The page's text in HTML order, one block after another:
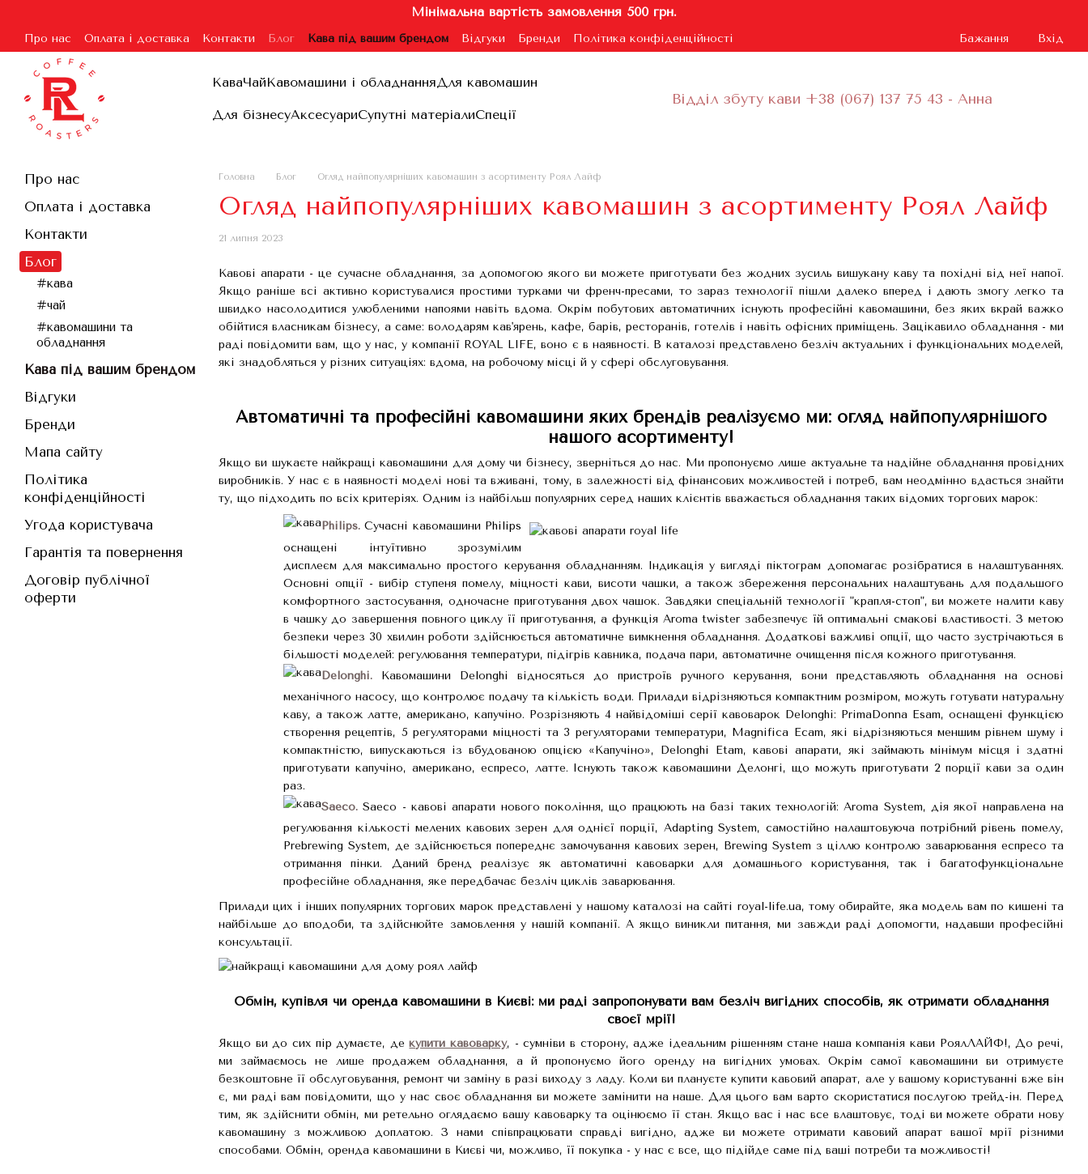
Мінімальна вартість замовлення 500 грн.
Про нас Оплата і доставка Контакти Блог Кава під вашим брендом Відгуки Бренди
Політика конфіденційності
Угода користувача
Гарантія та повернення Договір публічної оферти
Бажання Вхід
КаваЧайКавомашини і обладнанняДля кавомашин
Для бізнесуАксесуариСупутні матеріалиСпеції
Відділ збуту кави +38 (067) 137 75 43 - Анна
Головна Блог Огляд найпопулярніших кавомашин з асортименту Роял Лайф
Огляд найпопулярніших кавомашин з асортименту Роял Лайф
21 липня 2023
Кавові апарати - це сучасне обладнання, за допомогою якого ви можете приготувати без жодних зусиль вишукану каву та похідні від неї напої.
Якщо раніше всі активно користувалися простими турками чи френч-пресами, то зараз технології пішли далеко вперед і дають змогу легко та
швидко насолодитися улюбленими напоями навіть вдома. Окрім побутових автоматичних існують професійні кавомашини, без яких вкрай важко
обійтися власникам бізнесу, а саме: володарям кав'ярень, кафе, барів, ресторанів, готелів і навіть офісних приміщень. Зацікавило обладнання - ми
раді повідомити вам, що у нас, у компанії ROYAL LIFE, воно є в наявності. В каталозі представлено безліч актуальних і функціональних моделей,
які знадобляться у різних ситуаціях: вдома, на робочому місці й у сфері обслуговування.
Автоматичні та професійні кавомашини яких брендів реалізуємо ми: огляд найпопулярнішого
нашого асортименту!
Якщо ви шукаєте найкращі кавомашини для дому чи бізнесу, зверніться до нас. Ми пропонуємо лише актуальне та надійне обладнання провідних
виробників. У нас є в наявності моделі нові та вживані, тому, в залежності від фінансових можливостей і потреб, вам неодмінно вдасться знайти
ту, що підходить по всіх критеріях. Одним із найбільш популярних серед наших клієнтів вважається обладнання таких відомих торгових марок:
Philips. Сучасні кавомашини Philips
оснащені інтуїтивно зрозумілим
дисплеєм для максимально простого керування обладнанням. Індикація у вигляді піктограм допомагає розібратися в налаштуваннях.
Основні опції - вибір ступеня помелу, міцності кави, висоти чашки, а також збереження персональних налаштувань для подальшого
комфортного застосування, одночасне приготування двох чашок. Завдяки спеціальній технології "крапля-стоп", ви можете налити каву
в чашку до завершення повного циклу її приготування, а функція Aroma twister забезпечує їй оптимальні смакові властивості. З метою
безпеки через 30 хвилин роботи здійснюється автоматичне вимкнення обладнання. Додаткові важливі опції, що часто зустрічаються в
більшості моделей: регулювання температури, підігрів кавника, подача пари, автоматичне очищення після кожного приготування.
Delonghi. Кавомашини Delonghi відносяться до пристроїв ручного керування, вони представляють обладнання на основі
механічного насосу, що контролює подачу та кількість води. Прилади відрізняються компактним розміром, можуть готувати натуральну
каву, а також латте, американо, капучіно. Розрізняють 4 найвідоміші серії кавоварок Delonghi: PrimaDonna Esam, оснащені функцією
створення рецептів, 5 регуляторами міцності та 3 регуляторами температури, Magnifica Ecam, які відрізняються меншим рівнем шуму і
компактністю, випускаються із вбудованою опцією «Капучіно», Delonghi Etam, кавові апарати, які займають мінімум місця і здатні
приготувати капучіно, американо, еспресо, латте. Існують також кавомашини Делонгі, що можуть приготувати 2 порції кави за один
раз.
Saeco. Saeco - кавові апарати нового покоління, що працюють на базі таких технологій: Aroma System, дія якої направлена на
регулювання кількості мелених кавових зерен для однієї порції, Adapting System, самостійно налаштовуюча потрібний рівень помелу,
Prebrewing System, де здійснюється попереднє замочування кавових зерен, Brewing System з ціллю контролю заварювання еспресо та
отримання пінки. Даний бренд реалізує як автоматичні кавоварки для домашнього користування, так і багатофункціональне
професійне обладнання, яке передбачає безліч циклів заварювання.
Прилади цих і інших популярних торгових марок представлені у нашому каталозі на сайті royal-life.ua, тому обирайте, яка модель вам по кишені та
найбільше до вподоби, та здійснюйте замовлення у нашій компанії. А якщо виникли питання, ми завжди раді допомогти, надавши професійні
консультації.
Обмін, купівля чи оренда кавомашини в Києві: ми раді запропонувати вам безліч вигідних способів, як отримати обладнання
своєї мрії!
Якщо ви до сих пір думаєте, декупити кавоварку, - сумніви в сторону, адже ідеальним рішенням стане наша компанія кави РоялЛАЙФ!, До речі,
ми займаємось не лише продажем обладнання, а й пропонуємо його оренду на вигідних умовах. Окрім самої кавомашини ви отримуєте
безкоштовне її обслуговування, ремонт чи заміну в разі виходу з ладу. Коли ви плануєте купити кавовий апарат, але у вашому користуванні вже він
є, ми раді вам повідомити, що у нас своє обладнання ви можете замінити на наше. Для цього вам варто скористатися послугою трейд-ін. Перед
тим, як здійснити обмін, ми ретельно оглядаємо вашу кавоварку та оцінюємо її стан. Якщо вас і нас все влаштовує, тоді ви можете обрати нову
кавомашину з можливою доплатою. З нами співпрацювати справді вигідно, адже ви можете отримати кавовий апарат вашої мрії різними
способами. Обмін, оренда кавомашини в Києві чи, можливо, її покупка - у нас є все, що підійде саме під ваші потреби та можливості!
Про нас
Оплата і доставка
Контакти
Блог
#кава
#чай
#кавомашини та
обладнання
Кава під вашим брендом
Відгуки
Бренди
Мапа сайту
Політика
конфіденційності
Угода користувача
Гарантія та повернення
Договір публічної
оферти